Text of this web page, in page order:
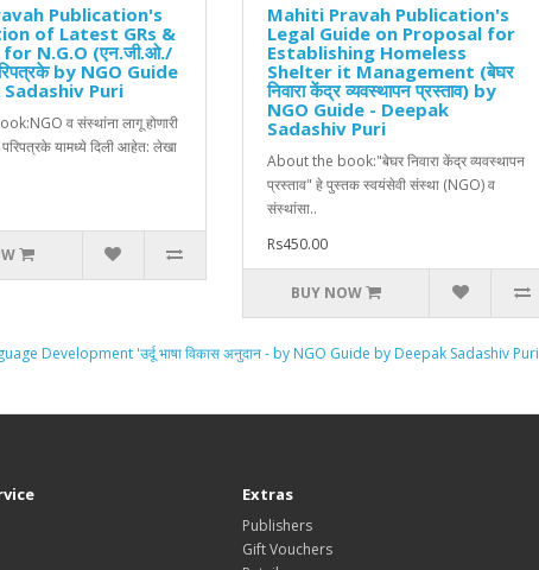
Publication's
of Latest GRs &
N.G.O (एन.जी.ओ./
by NGO Guide
Puri
व संस्थांना लागू होणारी
परिपत्रके यामध्ये दिली आहेत: लेखा
Mahiti Pravah Publication's
Legal Guide on Proposal for
Establishing Homeless
Shelter it Management (बेघर
निवारा केंद्र व्यवस्थापन प्रस्ताव) by
NGO Guide - Deepak
Sadashiv Puri
About the book:"बेघर निवारा केंद्र व्यवस्थापन
प्रस्ताव" हे पुस्तक स्वयंसेवी संस्था (NGO) व
संस्थांसा..
Rs450.00
BUY NOW
Development 'उर्दू भाषा विकास अनुदान - by NGO Guide by Deepak Sadashiv Puri
Extras
Publishers
Gift Vouchers